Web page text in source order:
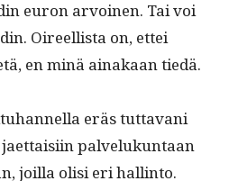
euron arvoinen. Tai voi
Oireel­lista on, ettei
en minä ainakaan tiedä.
eräs tut­ta­vani
palvelukun­taan
joil­la olisi eri hallinto.